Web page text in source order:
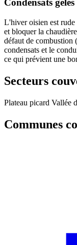
Condensats
L'hiver oisien est rude
et bloquer la
défaut de combustion
condensats et le
ce qui prévient une
Secteurs
Plateau picard Vallée
Communes